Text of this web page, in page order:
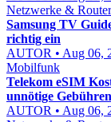
Netzwerke & Router
Samsung TV
richtig ein
AUTOR • Aug 06,
Mobilfunk
Telekom eSIM
unnötige
AUTOR • Aug 06,